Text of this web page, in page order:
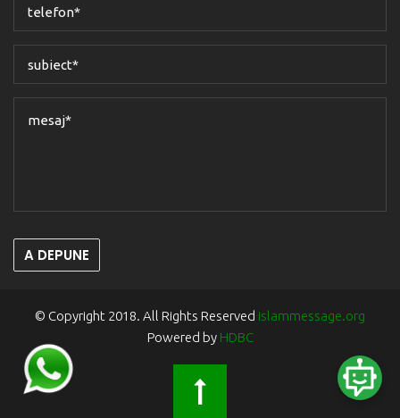
A DEPUNE
© Copyright 2018. All Rights Reserved islammessage.org
Powered by HDBC